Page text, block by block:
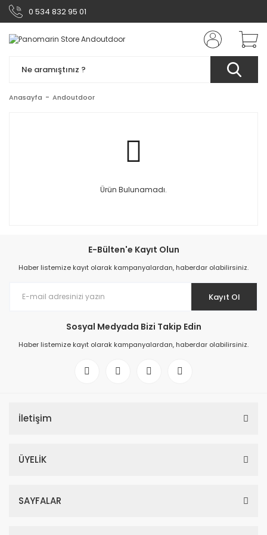
0 534 832 95 01
Anasayfa Andoutdoor
Ürün Bulunamadı.
E-Bülten'e Kayıt Olun
Haber listemize kayıt olarak kampanyalardan, haberdar olabilirsiniz.
Kayıt Ol
Sosyal Medyada Bizi Takip Edin
Haber listemize kayıt olarak kampanyalardan, haberdar olabilirsiniz.
İletişim
ÜYELİK
SAYFALAR